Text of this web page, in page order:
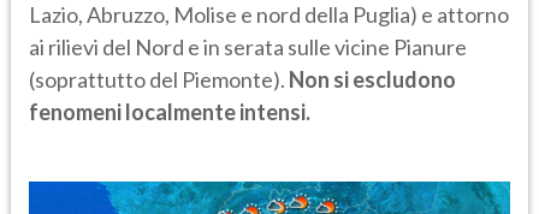
Lazio, Abruzzo, Molise e nord della Puglia) e attorno
ai rilievi del Nord e in serata sulle vicine Pianure
(soprattutto del Piemonte). Non si escludono
fenomeni localmente intensi.